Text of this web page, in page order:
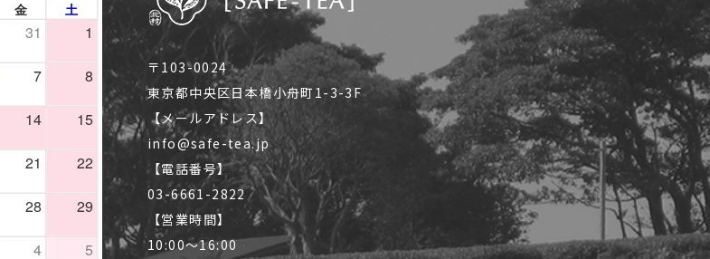
〒103-0024
東京都中央区日本橋小舟町1-3-3F
【メールアドレス】
info@safe-tea.jp
【電話番号】
03-6661-2822
【営業時間】
10:00〜16:00